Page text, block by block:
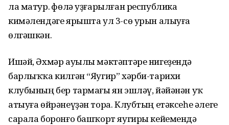
ла матур. Өфөлә уҙғарылған республика
кимәлендәге ярышта ул 3-сө урын алыуға
өлгәшкән.
Ишәй, Әхмәр ауылы мәктәптәре нигеҙендә
барлыҡҡа килгән “Яугир” хәрби-тарихи
клубының бер тармағы ян эшләү, йәйәнән уҡ
атыуға өйрәнеүҙән тора. Клубтың етәксеһе әлеге
сарала боронғо башҡорт яугиры кейемендә